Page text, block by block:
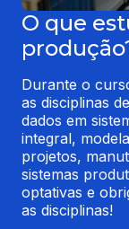
O que
Durante o
as disciplinas
dados em
integral,
projetos,
sistemas
optativas e
as disciplinas!